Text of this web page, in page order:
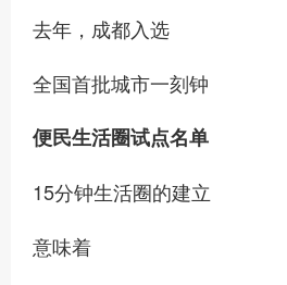
去年，成都入选
全国首批城市一刻钟
便民生活圈试点名单
15分钟生活圈的建立
意味着